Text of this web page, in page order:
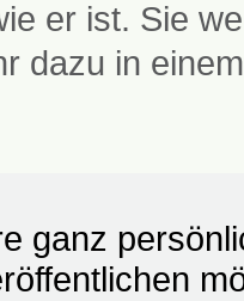
er ist. Sie
dazu in
ganz